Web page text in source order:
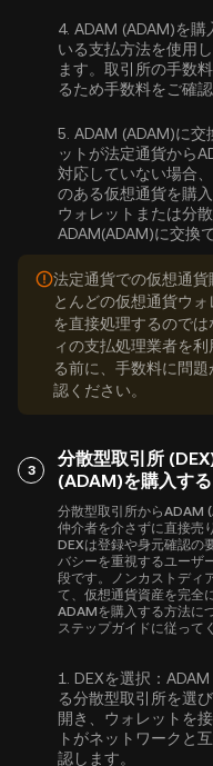
4. ADAM (ADAM)を購
いる支払方法を使用
ます。取引所の手数
るため手数料をご確認
5. ADAM (ADAM)に交
ットが法定通貨から
対応していない場合
のある仮想通貨を購
ウォレットまたは分
ADAM(ADAM)に交換
法定通貨での仮想通
とんどの仮想通貨ウ
を直接処理するので
ィの支払処理業者を
る前に、手数料に問
認ください。
3
分散型取引所
(ADAM)を購入する
分散型取引所からADAM
仲介者を介さずに直接売
DEXは登録や身元確認の
バシーを重視するユーザ
段です。ノンカストディ
て、仮想通貨資産を完全
ADAMを購入する方法に
ステップガイドに従って
1. DEXを選択：
る分散型取引所を選
開き、ウォレットを
トがネットワークと
認します。